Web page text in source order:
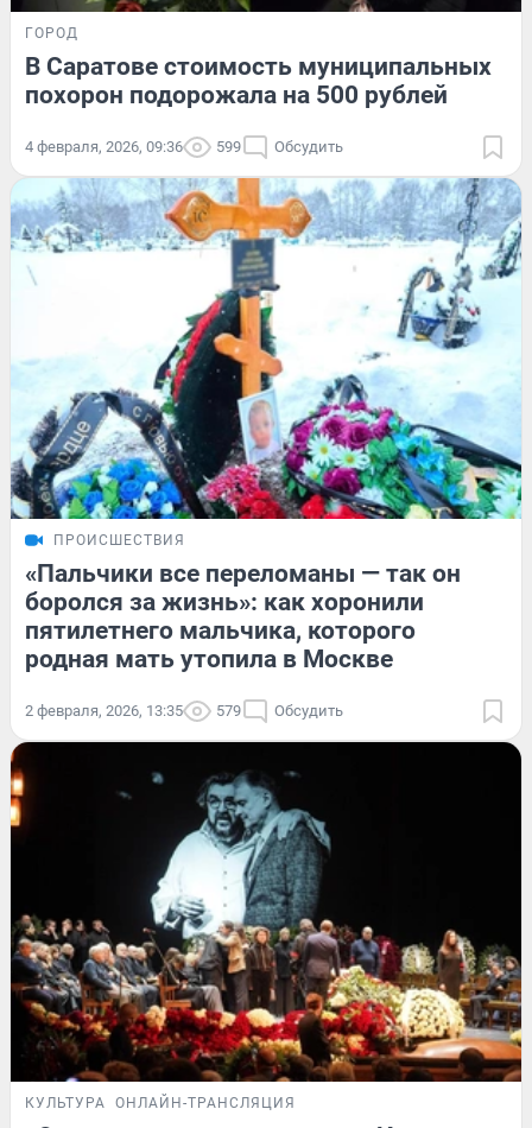
ГОРОД
В Саратове стоимость муниципальных
похорон подорожала на 500 рублей
4 февраля, 2026, 09:36 599 Обсудить
ПРОИСШЕСТВИЯ
«Пальчики все переломаны — так он
боролся за жизнь»: как хоронили
пятилетнего мальчика, которого
родная мать утопила в Москве
2 февраля, 2026, 13:35 579 Обсудить
КУЛЬТУРА ОНЛАЙН-ТРАНСЛЯЦИЯ